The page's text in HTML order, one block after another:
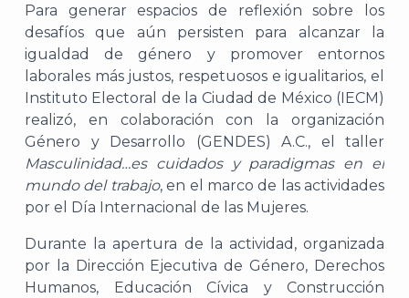
Para generar espacios de reflexión sobre los
desafíos que aún persisten para alcanzar la
igualdad de género y promover entornos
laborales más justos, respetuosos e igualitarios, el
Instituto Electoral de la Ciudad de México (IECM)
realizó, en colaboración con la organización
Género y Desarrollo (GENDES) A.C., el taller
Masculinidad…es cuidados y paradigmas en el
mundo del trabajo, en el marco de las actividades
por el Día Internacional de las Mujeres.
Durante la apertura de la actividad, organizada
por la Dirección Ejecutiva de Género, Derechos
Humanos, Educación Cívica y Construcción